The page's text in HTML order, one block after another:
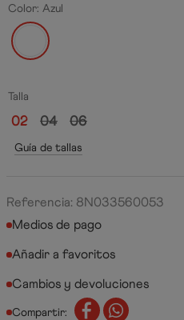
Color: Azul
Talla
02 04 06
Guía de tallas
Referencia: 8N033560053
Medios de pago
Cambios y devoluciones
Compartir: